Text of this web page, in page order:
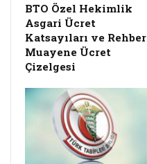
BTO Özel Hekimlik
Asgari Ücret
Katsayıları ve Rehber
Muayene Ücret
Çizelgesi